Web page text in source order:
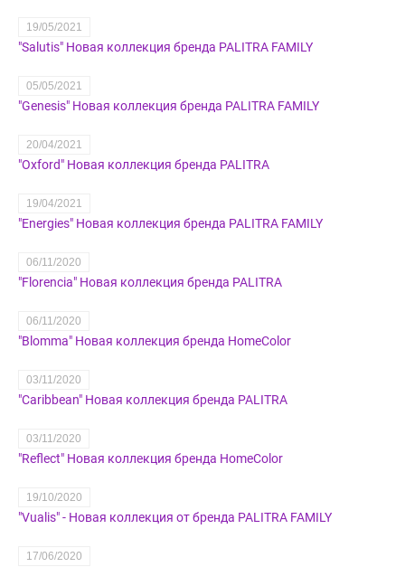
19/05/2021
"Salutis" Новая коллекция бренда PALITRA FAMILY
05/05/2021
"Genesis" Новая коллекция бренда PALITRA FAMILY
20/04/2021
"Oxford" Новая коллекция бренда PALITRA
19/04/2021
"Energies" Новая коллекция бренда PALITRA FAMILY
06/11/2020
"Florencia" Новая коллекция бренда PALITRA
06/11/2020
"Blomma" Новая коллекция бренда HomeColor
03/11/2020
"Caribbean" Новая коллекция бренда PALITRA
03/11/2020
"Reflect" Новая коллекция бренда HomeColor
19/10/2020
"Vualis" - Новая коллекция от бренда PALITRA FAMILY
17/06/2020